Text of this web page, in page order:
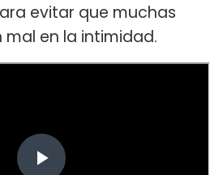
evitar que muchas
en la intimidad.